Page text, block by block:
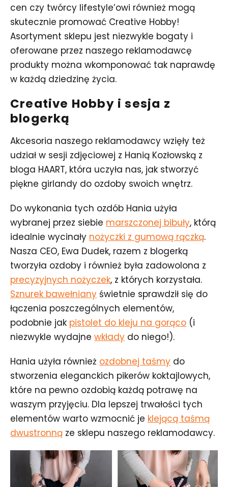
cen czy twórcy lifestyle’owi również mogą
skutecznie promować Creative Hobby!
Asortyment sklepu jest niezwykle bogaty i
oferowane przez naszego reklamodawcę
produkty można wkomponować tak naprawdę
w każdą dziedzinę życia.
Creative Hobby i sesja z
blogerką
Akcesoria naszego reklamodawcy wzięły też
udział w sesji zdjęciowej z Hanią Kozłowską z
bloga HAART, która uczyła nas, jak stworzyć
piękne girlandy do ozdoby swoich wnętrz.
Do wykonania tych ozdób Hania użyła
wybranej przez siebie marszczonej bibuły, którą
idealnie wycinały nożyczki z gumową rączką.
Nasza CEO, Ewa Dudek, razem z blogerką
tworzyła ozdoby i również była zadowolona z
precyzyjnych nożyczek, z których korzystała.
Sznurek bawełniany świetnie sprawdził się do
łączenia poszczególnych elementów,
podobnie jak pistolet do kleju na gorąco (i
niezwykle wydajne wkłady do niego!).
Hania użyła również ozdobnej taśmy do
stworzenia eleganckich pikerów koktajlowych,
które na pewno ozdobią każdą potrawę na
waszym przyjęciu. Dla lepszej trwałości tych
elementów warto wzmocnić je klejącą taśmą
dwustronną ze sklepu naszego reklamodawcy.